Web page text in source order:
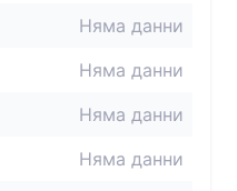
Няма данни
Няма данни
Няма данни
Няма данни